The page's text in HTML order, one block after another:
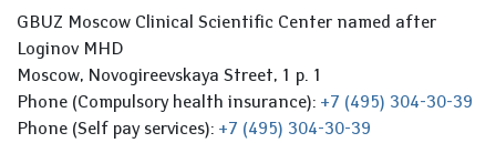
GBUZ Moscow Clinical Scientific Center named after
Loginov MHD
Moscow, Novogireevskaya Street, 1 p. 1
Phone (Compulsory health insurance): +7 (495) 304-30-39
Phone (Self pay services): +7 (495) 304-30-39